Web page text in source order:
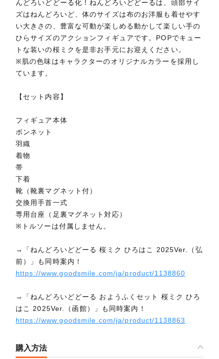
んどろいどどーる化！ねんどろいどどーるは、頭部サイ
ズはねんどろいど、体のサイズは布のお洋服も着せやす
い大きさの、豊富な可動が楽しめる動かして楽しい手の
ひらサイズのアクションフィギュアです。POPでキュー
トな装いの桜ミクを是非お手元にお迎えください。
※肌の色味はキャラクターのオリジナルカラーを採用し
ています。
【セット内容】
フィギュア本体
ボンネット
羽織
着物
帯
下着
靴（靴裏マグネット付）
交換用手首一式
専用台座（足裏マグネット対応）
※トルソーは付属しません。
→「ねんどろいどどーる 桜ミク ひろはこ 2025Ver.（弘
前）」も同時案内！
https://www.goodsmile.com/ja/product/1138860
→「ねんどろいどどーる おようふくセット 桜ミク ひろ
はこ 2025Ver.（函館）」も同時案内！
https://www.goodsmile.com/ja/product/1138863
購入方法